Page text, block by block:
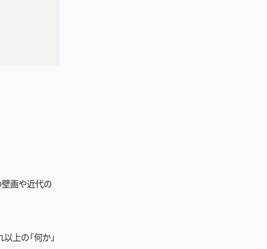
画や近代の
上の「何か」